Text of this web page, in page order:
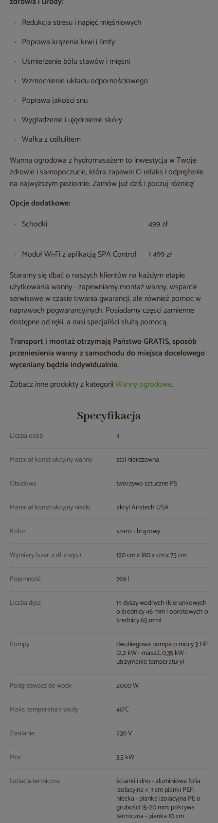
Redukcja stresu i napięć mięśniowych
Poprawa krążenia krwi i limfy
Uśmierzenie bólu stawów i mięśni
Wzmocnienie układu odpornościowego
Poprawa jakości snu
Wygładzenie i ujędrnienie skóry
Walka z cellulitem
Wanna ogrodowa z hydromasażem to inwestycja w Twoje
zdrowie i samopoczucie, która zapewni Ci relaks i odprężenie
na najwyższym poziomie. Zamów już dziś i poczuj różnicę!
Opcje dodatkowe:
Schodki
499 zł
Moduł Wi-Fi z aplikacją SPA Control 1 499 zł
Staramy się dbać o naszych klientów na każdym etapie
użytkowania wanny - zapewniamy montaż wanny, wsparcie
serwisowe w czasie trwania gwarancji, ale również pomoc w
naprawach pogwarancyjnych. Posiadamy części zamienne
dostępne od ręki, a nasi specjaliści służą pomocą.
Transport i montaż otrzymają Państwo GRATIS, sposób
przeniesienia wanny z samochodu do miejsca docelowego
wyceniany będzie indywidualnie.
Zobacz inne produkty z kategoriiWanny ogrodowe.
Specyfikacja
Liczba osób 4
Materiał konstrukcyjny wanny stal nierdzewna
Obudowa tworzywo sztuczne PS
Materiał konstrukcyjny niecki akryl Aristech USA
Kolor szaro - brązowy
Wymiary (szer. x dł. x wys.) 150 cm x 180 x cm x 75 cm
Pojemność 769 l
Liczba dysz 15 dyszy wodnych (kierunkowych
o średnicy 46 mm i obrotowych o
średnicy 65 mm)
Pompy dwubiegowa pompa o mocy 3 HP
(2,2 kW - masaż, 0,35 kW -
utrzymanie temperatury)
Podgrzewacz do wody 2000 W
Maks. temperatura wody 40°C
Zasilanie 230 V
Moc 3,5 kW
Izolacja termiczna ścianki i dno - aluminiowa folia
izolacyjna + 3 cm pianki PEF;
niecka - pianka izolacyjna PE o
grubości 15-20 mm; pokrywa
termiczna - pianka 10 cm